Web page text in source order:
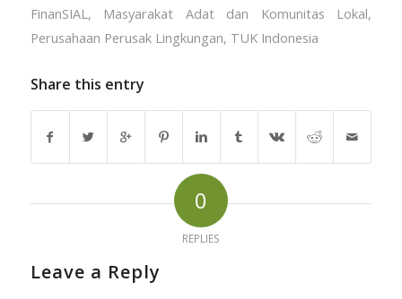
FinanSIAL, Masyarakat Adat dan Komunitas Lokal,
Perusahaan Perusak Lingkungan, TUK Indonesia
Share this entry
0
REPLIES
Leave a Reply